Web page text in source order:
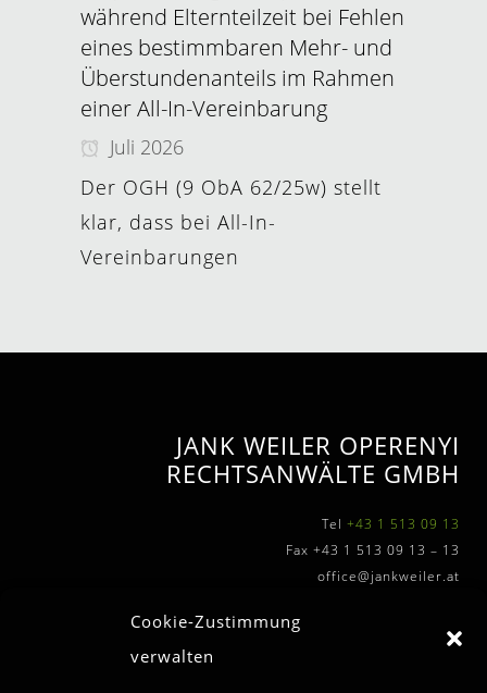
Cookie-Zustimmung
verwalten
während Elternteilzeit bei Fehlen
eines bestimmbaren Mehr- und
Überstundenanteils im Rahmen
einer All-In-Vereinbarung
Juli 2026
Der OGH (9 ObA 62/25w) stellt
klar, dass bei All-In-
Vereinbarungen
JANK WEILER OPERENYI
RECHTSANWÄLTE GMBH
Tel +43 1 513 09 13
Fax +43 1 513 09 13 – 13
office@jankweiler.at